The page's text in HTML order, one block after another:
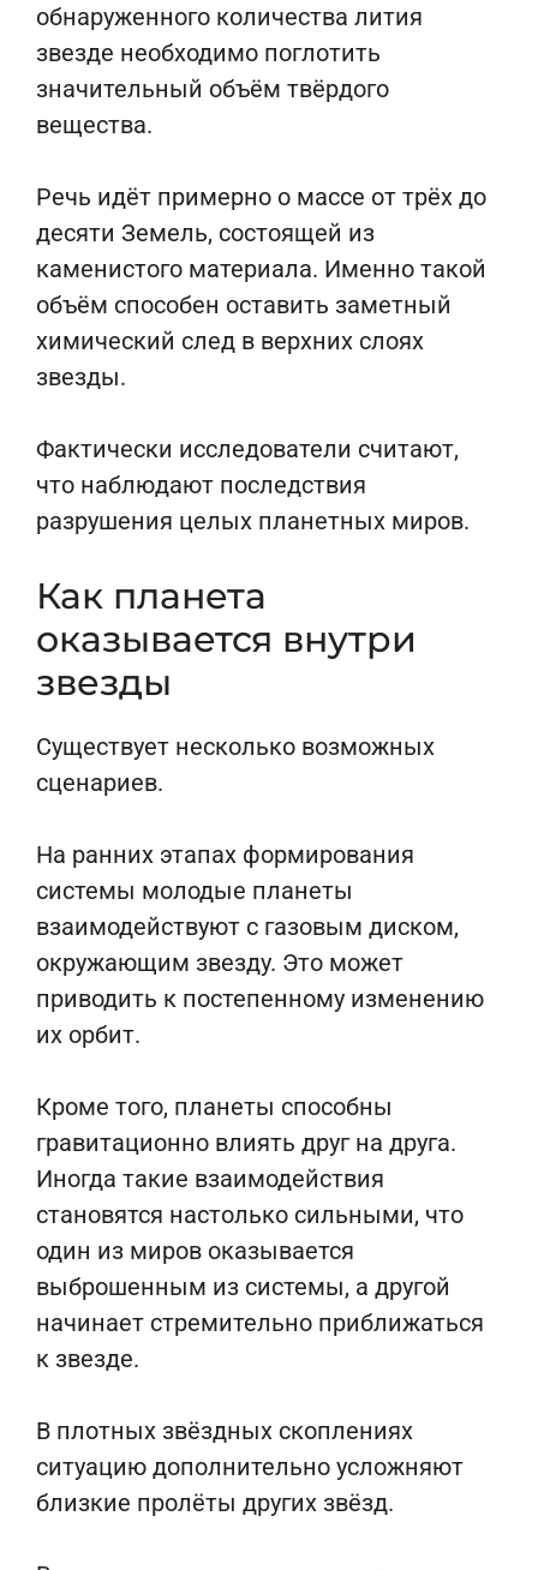
обнаруженного количества лития
звезде необходимо поглотить
значительный объём твёрдого
вещества.
Речь идёт примерно о массе от трёх до
десяти Земель, состоящей из
каменистого материала. Именно такой
объём способен оставить заметный
химический след в верхних слоях
звезды.
Фактически исследователи считают,
что наблюдают последствия
разрушения целых планетных миров.
Как планета
оказывается внутри
звезды
Существует несколько возможных
сценариев.
На ранних этапах формирования
системы молодые планеты
взаимодействуют с газовым диском,
окружающим звезду. Это может
приводить к постепенному изменению
их орбит.
Кроме того, планеты способны
гравитационно влиять друг на друга.
Иногда такие взаимодействия
становятся настолько сильными, что
один из миров оказывается
выброшенным из системы, а другой
начинает стремительно приближаться
к звезде.
В плотных звёздных скоплениях
ситуацию дополнительно усложняют
близкие пролёты других звёзд.